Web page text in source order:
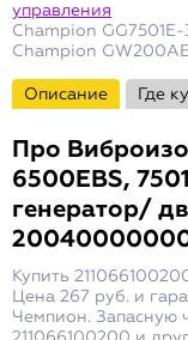
управления
Champion
Champion
Описание Где
Про
6500EBS,
генератор/
Купить
Цена 267 руб. и
Чемпион. Запасную